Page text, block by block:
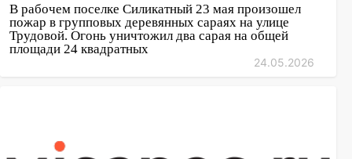
В рабочем поселке Силикатный 23 мая произошел
пожар в групповых деревянных сараях на улице
Трудовой. Огонь уничтожил два сарая на общей
площади 24 квадратных
24.05.2026